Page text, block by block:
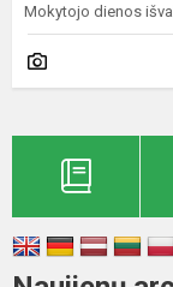
Mokytojo dienos